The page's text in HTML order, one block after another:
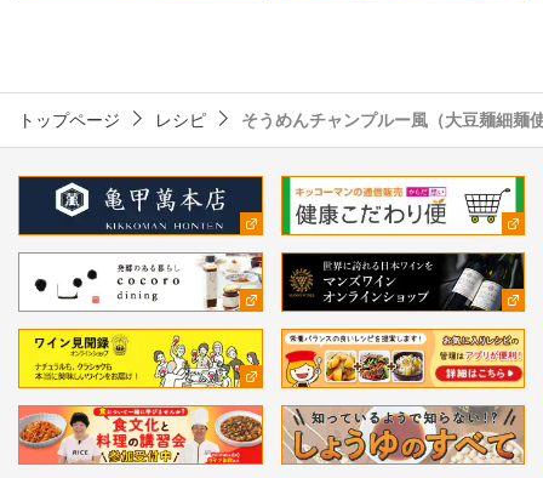
トップページ レシピ そうめんチャンプルー風（大豆麺細麺